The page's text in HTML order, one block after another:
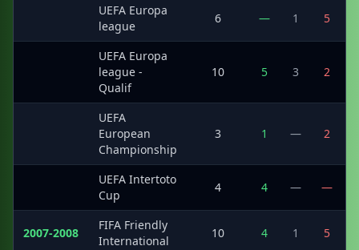
UEFA Europa
league
6 — 1 5
UEFA Europa
league -
Qualif
10 5 3 2
UEFA
European
Championship
3 1 — 2
UEFA Intertoto
Cup
4 4 — —
2007-2008
FIFA Friendly
International
10 4 1 5